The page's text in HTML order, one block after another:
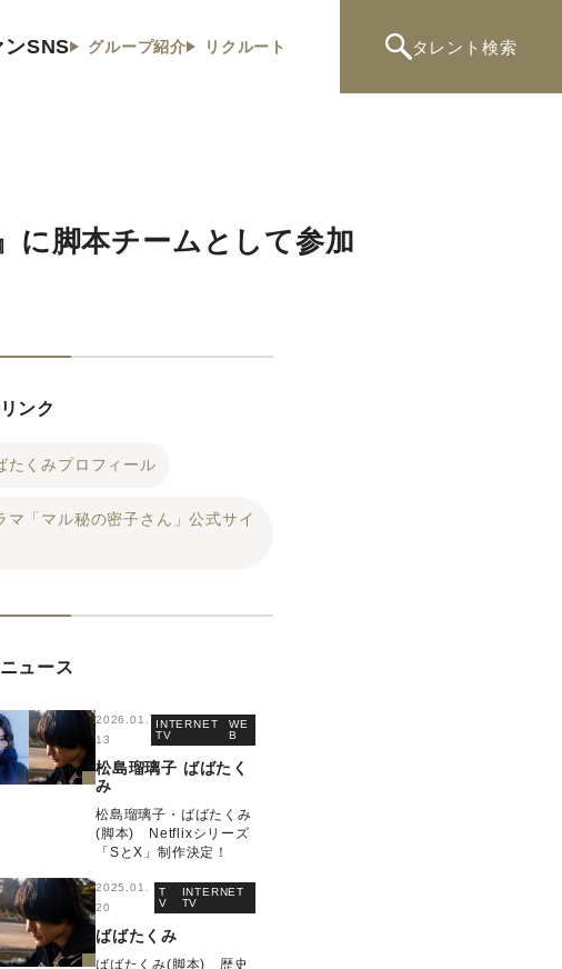
ンSNS グループ紹介 リクルート タレント 検索
に脚本チームとして参加
ンク
たくみプロフィール
マ「マル秘の密子さん」公式サイ
ュース
2026.01.
13
INTERNET
TV
WE
B
松島瑠璃子 ばばたく
み
松島瑠璃子・ばばたくみ
(脚本) Netflixシリーズ
「SとX」制作決定！
2025.01.
20
T
V
INTERNET
TV
ばばたくみ
ばばたくみ(脚本) 歴史